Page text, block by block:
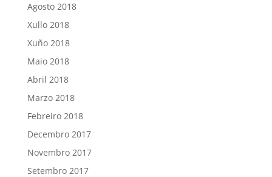
Agosto 2018
Xullo 2018
Xuño 2018
Maio 2018
Abril 2018
Marzo 2018
Febreiro 2018
Decembro 2017
Novembro 2017
Setembro 2017